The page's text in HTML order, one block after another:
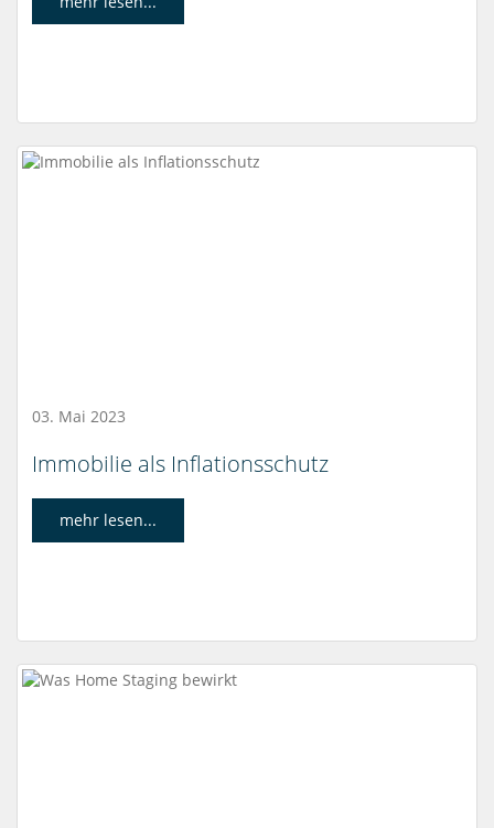
03. Mai 2023
Immobilie als Inflationsschutz
mehr lesen...